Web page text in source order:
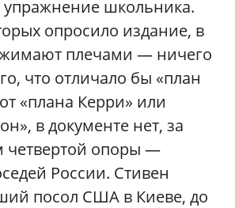
упражнение школьника.
опросило издание, в
плечами — ничего
что отличало бы «план
«плана Керри» или
в документе нет, за
четвертой опоры —
России. Стивен
посол США в Киеве, до